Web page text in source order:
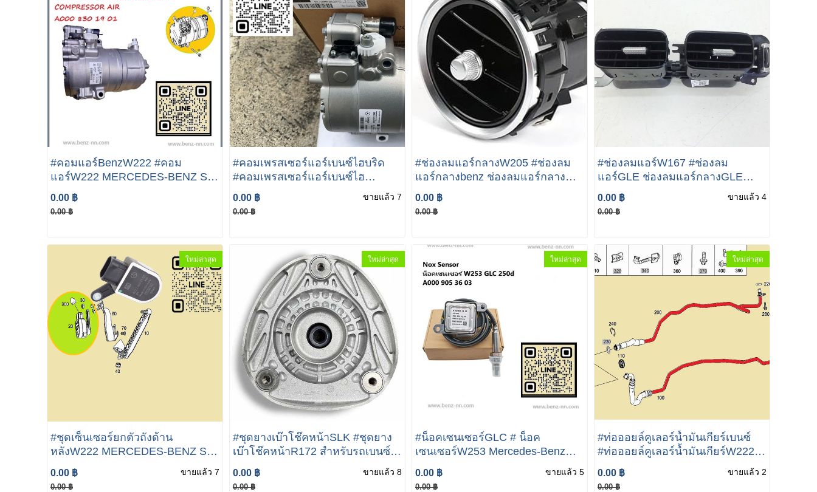
#คอมแอร์BenzW222 #คอม
แอร์W222 MERCEDES-BENZ S
Class W222 S300 คอมเพรสเซอร์
แอร์ เบนซ์ COMPRESSOR
0.00 ฿
0.00 ฿
#คอมเพรสเซอร์แอร์เบนซ์ไฮบริด
#คอมเพรสเซอร์แอร์เบนซ์ไฮ
บริดW222 คอมแอร์รถยนต์
Compressor Benz S-CLASS W222
S500 Hybrid นำเข้าแท้ SHS-
0.00 ฿
0.00 ฿
ขายแล้ว 7
#ช่องลมแอร์กลางW205 #ช่องลม
แอร์กลางbenz ช่องลมแอร์กลาง
รถbenz Mercedes-Benz C Calss
C350e dash center air vent grill
A205 830 0301
0.00 ฿
0.00 ฿
#ช่องลมแอร์W167 #ช่องลม
แอร์GLE ช่องลมแอร์กลางGLE
Mercedes-Benz GLE W167 2022
dash center air vent grill
A1678307901
0.00 ฿
0.00 ฿
ขายแล้ว 4
ใหม่ล่าสุด
#ชุดเซ็นเซอร์ยกตัวถังด้าน
หลังW222 MERCEDES-BENZ S
Class W222 S300 S350 S500
S580e A222 905 05 03 ชุด
0.00 ฿
0.00 ฿
ขายแล้ว 7
ใหม่ล่าสุด
#ชุดยางเบ๊าโช๊คหน้าSLK #ชุดยาง
เบ๊าโช๊คหน้าR172 สำหรับรถเบนซ์
SLK R172 เบนซ์ Mercedes benz
BENZ SLK R172 200, 250, 300,
0.00 ฿
0.00 ฿
ขายแล้ว 8
ใหม่ล่าสุด
#น็อคเซนเซอร์GLC # น็อค
เซนเซอร์W253 Mercedes-Benz
GLC 205D BENZแท้ น็อคเซนเซอร์
/ Nox Sensor (เครื่องดีเซล OM651)
0.00 ฿
0.00 ฿
ขายแล้ว 5
ใหม่ล่าสุด
#ท่อออยล์คูเลอร์น้ำมันเกียร์เบนซ์
#ท่อออยล์คูเลอร์น้ำมันเกียร์W222
Mercedes-Benz S Class W222
S300 #ออยล์คูเลอร์เกียร์W222
0.00 ฿
0.00 ฿
ขายแล้ว 2